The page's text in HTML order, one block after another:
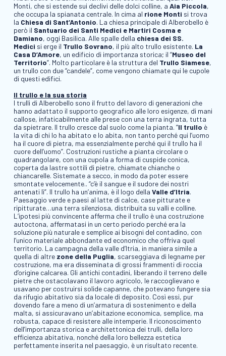
Monti, che si estende sui declivi delle dolci colline, a Aia Piccola,
che occupa la spianata centrale. In cima al rione Monti si trova
la Chiesa di Sant’Antonio. La chiesa principale di Alberobello è
però il Santuario dei Santi Medici e Martiri Cosma e
Damiano, oggi Basilica. Alle spalle della chiesa dei SS.
Medici si erge il Trullo Sovrano, il più alto trullo esistente. La
Casa D’Amore, un edificio di importanza storica; il “Museo del
Territorio”. Molto particolare è la struttura del Trullo Siamese,
un trullo con due “candele”, come vengono chiamate qui le cupole
di questi edifici.
Il trullo e la sua storia
I trulli di Alberobello sono il frutto del lavoro di generazioni che
hanno adattato il supporto geografico alle loro esigenze, di mani
callose, infaticabilmente alle prese con una terra ingrata, tutta
da spietrare. Il trullo cresce dal suolo come la pianta. “Il trullo è
la vita di chi lo ha abitato e lo abita, non tanto perché qui l’uomo
ha il cuore di pietra, ma essenzialmente perché qui il trullo ha il
cuore dell’uomo”. Costruzioni rustiche a pianta circolare o
quadrangolare, con una cupola a forma di cuspide conica,
coperta da lastre sottili di pietre, chiamate chianche o
chiancarelle. Sistemate a secco, in modo da poter essere
smontate velocemente.. “c’è il sangue e il sudore dei nostri
antenati lì”. Il trullo ha un’anima, è il logo della Valle d’Itria.
Paesaggio verde e paesi al latte di calce, case pitturate e
ripitturate…una terra silenziosa, distribuita su valli e colline.
L’ipotesi più convincente afferma che il trullo è una costruzione
autoctona, affermatasi in un certo periodo perché era la
soluzione più naturale e semplice ai bisogni del contadino, con
l’unico materiale abbondante ed economico che offriva quel
territorio. La campagna della valle d’Itria, in maniera simile a
quella di altre zone della Puglia, scarseggiava di legname per
costruzione, ma era disseminata di grossi frammenti di roccia
d’origine calcarea. Gli antichi contadini, liberando il terreno delle
pietre che ostacolavano il lavoro agricolo, le raccoglievano e
usavano per costruirsi solide capanne, che potevano fungere sia
da rifugio abitativo sia da locale di deposito. Così essi, pur
dovendo fare a meno di un’armatura di sostenimento e della
malta, si assicuravano un’abitazione economica, semplice, ma
robusta, capace di resistere alle intemperie. Il riconoscimento
dell’importanza storica e architettonica dei trulli, della loro
efficienza abitativa, nonché della loro bellezza estetica
perfettamente inserita nel paesaggio, è un risultato recente.